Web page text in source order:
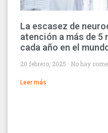
La escasez de
atención a más de 5
cada año en el
20 febrero, 2025 No hay
Leer más